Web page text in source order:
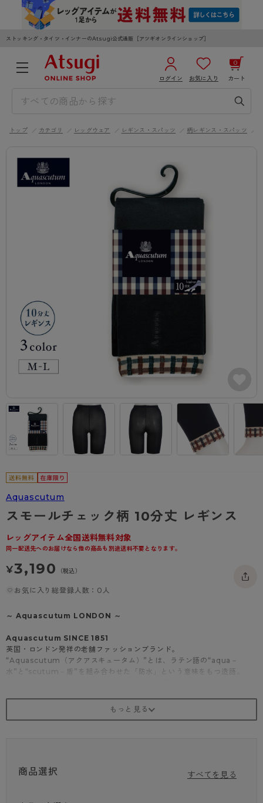
ストッキング・タイツ・インナーのAtsugi公式通販［アツギオンラインショップ］
ログイン お気に入り カート
0
3,980円以上のご購入で送料無料
MEN KIDS
ストッキング
- 無地ストッキング
- 柄ストッキング
- ショート丈ストッキング
- 着圧ストッキング
- パンティ部レスストッキング
タイツ
- 無地タイツ
- 柄タイツ
- ひざ下丈タイツ
- 着圧タイツ
ソックス・靴下
インナーウェア
ブラジャー
- ノンワイヤーブラ
- ブラトップ
ショーツ
- レギュラーショーツ
- サニタリーショーツ
- ガードル・補正ショーツ
肌着・インナー
- 長袖（七分袖以上）
- タンクトップ
- カップ付きインナー
ライフスタイルウェア
ボトムス
ルームウェア・パジャマ
アクティブ・スポーツ
- スポーツブラ
- スポーツトップス
- スポーツボトムス
雑貨・小物
ソックス・靴下
クルー・レギュラー丈ソックス
スニーカー丈・くるぶし丈ソックス
インナーウエア
メンズパンツ
ボクサー
Tバック・ビキニ
肌着・インナー
ライフスタイルウェア
ボトムス
ルームウェア・パジャマ
タイツ
ソックス・靴下
クルー・レギュラー丈ソックス
スニーカー丈・くるぶし丈ソックス
ハイソックス
スクールソックス
インナーウエア
ブラジャー
ノンワイヤーブラ
スポーツブラ
ショーツ
レギュラーショーツ
サニタリーショーツ
ボクサー
ブランドから探す
AZGI
アスティーグ
スゴスト
フェイクタイツ
hotto comfort
Atsugi COLORS
BT
スクールタイム
みんなの、みんなの。
CLINICAL
ハイジュニ
商品選びのお手伝い
私に似合う、ストッキング選び
タイツの選び方
ご利用ガイド
はじめての方へ
よくある質問（FAQ）
サイズ表
お支払い方法について
配送方法について
返品・交換について
お問い合わせについて
トップ カテゴリ レッグウェア レギンス・スパッツ 柄レギンス・スパッツ
Aquascutum
スモールチェック柄 10分丈 レギンス
レッグアイテム全国送料無料対象
同一配送先へのお届けなら他の商品も別途送料不要となります。
¥3,190 （税込）
お気に入り総登録人数：0人
～ Aquascutum LONDON ～
Aquascutum SINCE 1851
英国・ロンドン発祥の老舗ファッションブランド。
“Aquascutum（アクアスキュータム）”とは、ラテン語の“aqua－
水”と“scutum－盾”を組み合わせた「防水」という意味をもつ造語。
ブランドの象徴である「クラブチェック」や「クレスト－紋章」を筆頭
足首のチェック柄とブランドロゴがアクセントになった10分丈レギンス。
商品選択 すべてを見る